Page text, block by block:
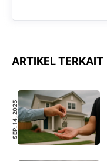
ARTIKEL TERKAIT
SEP. 14, 2025